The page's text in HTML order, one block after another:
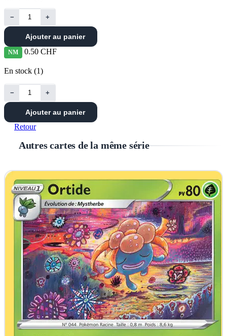
− +
Ajouter au panier
NM 0.50 CHF
En stock (1)
− +
Ajouter au panier
Retour
Autres cartes de la même série